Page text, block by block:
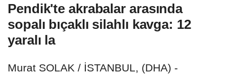
Pendik'te akrabalar arasında
sopalı bıçaklı silahlı kavga: 12
yaralı la
Murat SOLAK / İSTANBUL, (DHA) -